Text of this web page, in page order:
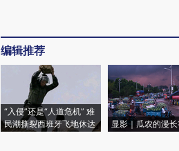
编辑推荐
“入侵”还是“人道危机” 难
民潮撕裂西班牙飞地休达
显影｜瓜农的漫